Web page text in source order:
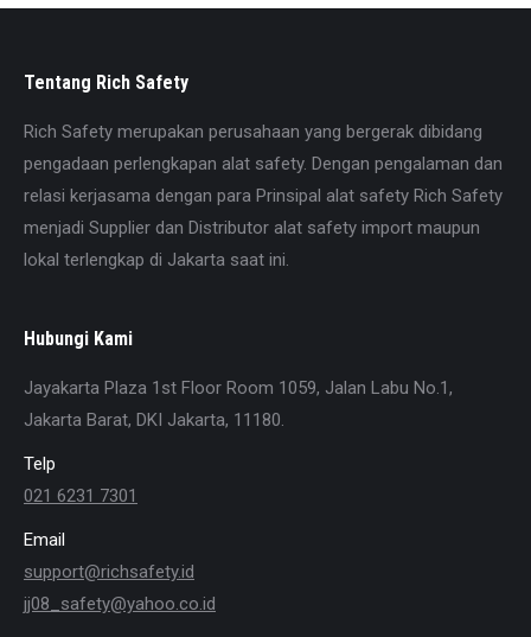
Tentang Rich Safety
Rich Safety merupakan perusahaan yang bergerak dibidang
pengadaan perlengkapan alat safety. Dengan pengalaman dan
relasi kerjasama dengan para Prinsipal alat safety Rich Safety
menjadi Supplier dan Distributor alat safety import maupun
lokal terlengkap di Jakarta saat ini.
Hubungi Kami
Jayakarta Plaza 1st Floor Room 1059, Jalan Labu No.1,
Jakarta Barat, DKI Jakarta, 11180.
Telp
021 6231 7301
Email
support@richsafety.id
jj08_safety@yahoo.co.id